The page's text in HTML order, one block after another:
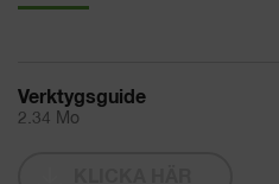
Verktygsguide
2.34 Mo